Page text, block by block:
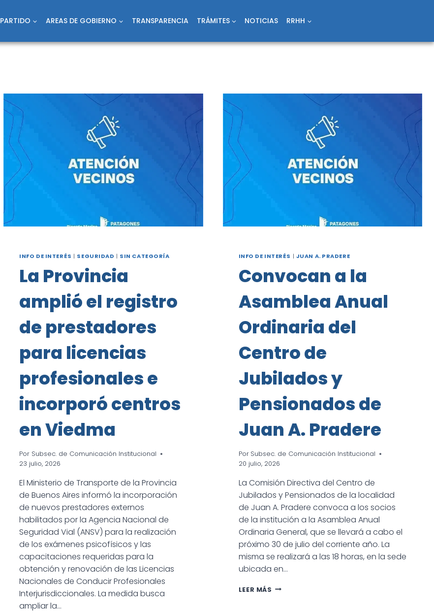
PARTIDO AREAS DE GOBIERNO TRANSPARENCIA TRÁMITES NOTICIAS RRHH
INFO DE INTERÉS | SEGURIDAD | SIN CATEGORÍA
La Provincia
amplió el registro
de prestadores
para licencias
profesionales e
incorporó centros
en Viedma
Por Subsec. de Comunicación Institucional
23 julio, 2026
El Ministerio de Transporte de la Provincia
de Buenos Aires informó la incorporación
de nuevos prestadores externos
habilitados por la Agencia Nacional de
Seguridad Vial (ANSV) para la realización
de los exámenes psicofísicos y las
capacitaciones requeridas para la
obtención y renovación de las Licencias
Nacionales de Conducir Profesionales
Interjurisdiccionales. La medida busca
ampliar la…
INFO DE INTERÉS | JUAN A. PRADERE
Convocan a la
Asamblea Anual
Ordinaria del
Centro de
Jubilados y
Pensionados de
Juan A. Pradere
Por Subsec. de Comunicación Institucional
20 julio, 2026
La Comisión Directiva del Centro de
Jubilados y Pensionados de la localidad
de Juan A. Pradere convoca a los socios
de la institución a la Asamblea Anual
Ordinaria General, que se llevará a cabo el
próximo 30 de julio del corriente año. La
misma se realizará a las 18 horas, en la sede
ubicada en…
LEER MÁS CONVOCAN